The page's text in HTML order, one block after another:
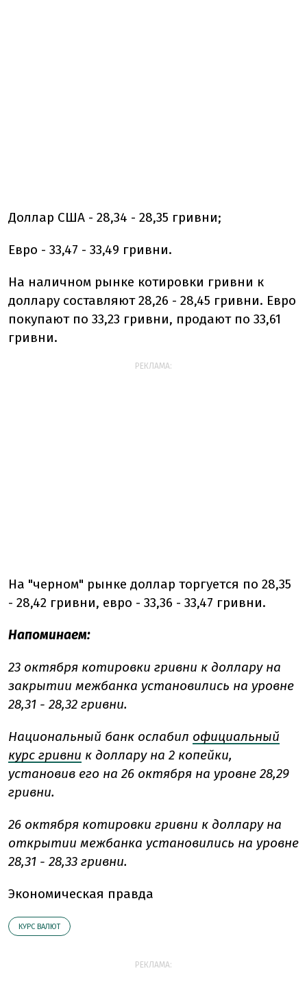
Доллар США - 28,34 - 28,35 гривни;
Евро - 33,47 - 33,49 гривни.
На наличном рынке котировки гривни к
доллару составляют 28,26 - 28,45 гривни. Евро
покупают по 33,23 гривни, продают по 33,61
гривни.
РЕКЛАМА:
На "черном" рынке доллар торгуется по 28,35
- 28,42 гривни, евро - 33,36 - 33,47 гривни.
Напоминаем:
23 октября котировки гривни к доллару на
закрытии межбанка установились на уровне
28,31 - 28,32 гривни.
Национальный банк ослабил официальный
курс гривни к доллару на 2 копейки,
установив его на 26 октября на уровне 28,29
гривни.
26 октября котировки гривни к доллару на
открытии межбанка установились на уровне
28,31 - 28,33 гривни.
Экономическая правда
КУРС ВАЛЮТ
РЕКЛАМА: